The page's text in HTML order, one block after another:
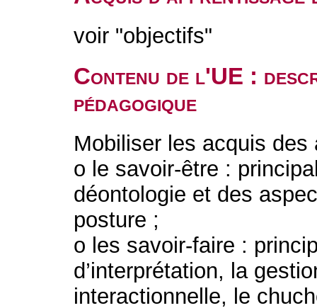
voir "objectifs"
Contenu de l'UE :
pédagogique
Mobiliser les acquis
o le savoir-être :
déontologie et des
posture ;
o les savoir-faire :
d’interprétation, la
interactionnelle, le